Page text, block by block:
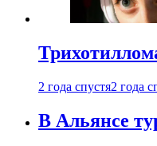
2 года спустя2 года
В Альянсе